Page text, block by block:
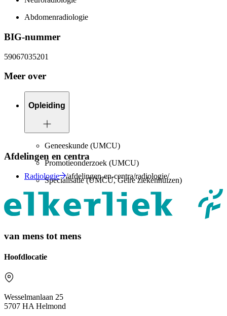
Abdomenradiologie
BIG-nummer
59067035201
Meer over
Opleiding
Geneeskunde (UMCU)
Promotieonderzoek (UMCU)
Specialisatie (UMCU, Gelre ziekenhuizen)
Afdelingen en centra
Radiologie /afdelingen-en-centra/radiologie/
van mens tot mens
Hoofdlocatie
Wesselmanlaan 25
5707 HA Helmond